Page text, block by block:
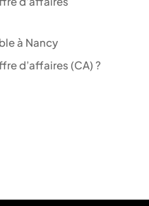
à Nancy
d’affaires (CA) ?